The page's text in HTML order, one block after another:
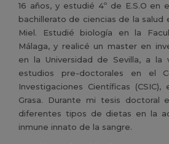
16 años, y estudié 4º de E.S.O en
bachillerato de ciencias de la salud
Miel. Estudié biología en la
Málaga, y realicé un master en
en la Universidad de Sevilla, a la
estudios pre-doctorales en el
Investigaciones Científicas
Grasa. Durante mi tesis doctoral
diferentes tipos de dietas en la
inmune innato de la sangre.